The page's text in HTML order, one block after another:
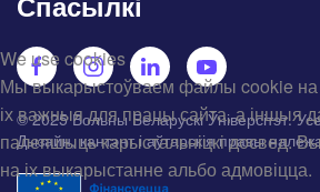
© 2025 Вольны Беларускі Ўніверсітэт.
Дызайн, кантэнт і аўтарскія правы
We use cookies
Мы выкарыстоўваем файлы cookie на
іх важныя для працы сайта, а іншыя
палепшыць карыстальніцкі досвед.
на іх выкарыстанне альбо адмовіцца.